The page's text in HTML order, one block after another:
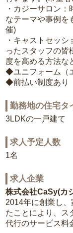
・カジーサロン
なテーマや事例を
催)
・キャストセッ
ったスタッフの皆
度を高める方法な
◆ユニフォーム（
◆前払い制度あり
勤務地の住宅タ
3LDKの一戸建て
求人予定人数
1名
求人企業
株式会社CaSy(カ
2014年に創業し
たことにより、ス
代行のサービス料